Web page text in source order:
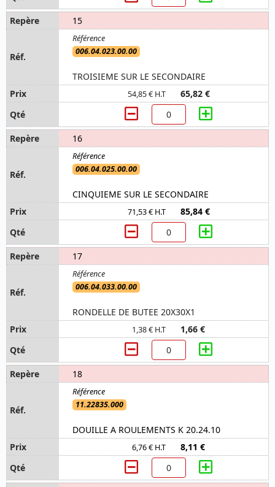
15
006.04.023.00.00
TROISIEME SUR LE SECONDAIRE
54,85 € H.T 65,82 €
16
006.04.025.00.00
CINQUIEME SUR LE SECONDAIRE
71,53 € H.T 85,84 €
17
006.04.033.00.00
RONDELLE DE BUTEE 20X30X1
1,38 € H.T 1,66 €
18
11.22835.000
DOUILLE A ROULEMENTS K 20.24.10
6,76 € H.T 8,11 €